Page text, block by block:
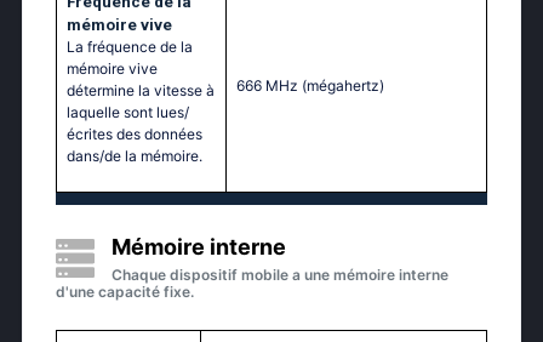
mémoire vive
La fréquence de la
mémoire vive
détermine la vitesse à
laquelle sont lues/
écrites des données
dans/de la mémoire.
666 MHz (mégahertz)
Mémoire interne
Chaque dispositif mobile a une mémoire interne
d'une capacité fixe.